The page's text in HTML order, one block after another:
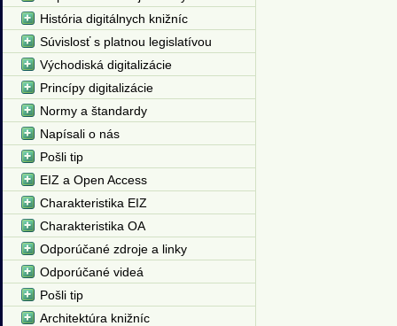
História digitálnych knižníc
Súvislosť s platnou legislatívou
Východiská digitalizácie
Princípy digitalizácie
Normy a štandardy
Napísali o nás
Pošli tip
EIZ a Open Access
Charakteristika EIZ
Charakteristika OA
Odporúčané zdroje a linky
Odporúčané videá
Pošli tip
Architektúra knižníc